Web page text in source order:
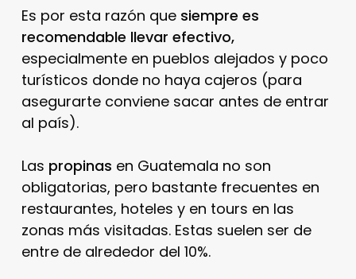
Es por esta razón que siempre es
recomendable llevar efectivo,
especialmente en pueblos alejados y poco
turísticos donde no haya cajeros (para
asegurarte conviene sacar antes de entrar
al país).
Las propinas en Guatemala no son
obligatorias, pero bastante frecuentes en
restaurantes, hoteles y en tours en las
zonas más visitadas. Estas suelen ser de
entre de alrededor del 10%.